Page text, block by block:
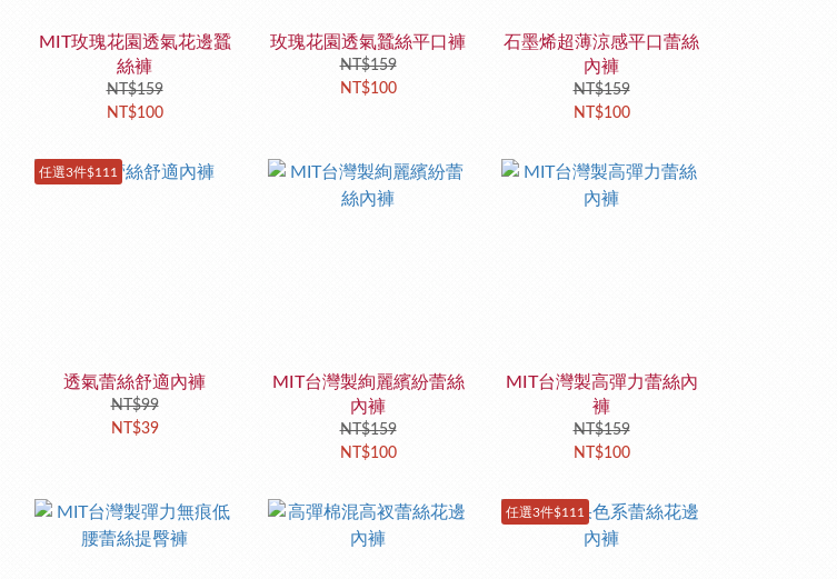
MIT玫瑰花園透氣花邊蠶
絲褲
NT$159
NT$100
玫瑰花園透氣蠶絲平口褲
NT$159
NT$100
石墨烯超薄涼感平口蕾絲
內褲
NT$159
NT$100
任選3件$111
透氣蕾絲舒適內褲
NT$99
NT$39
MIT台灣製絢麗繽紛蕾絲
內褲
NT$159
NT$100
MIT台灣製高彈力蕾絲內
褲
NT$159
NT$100
任選3件$111